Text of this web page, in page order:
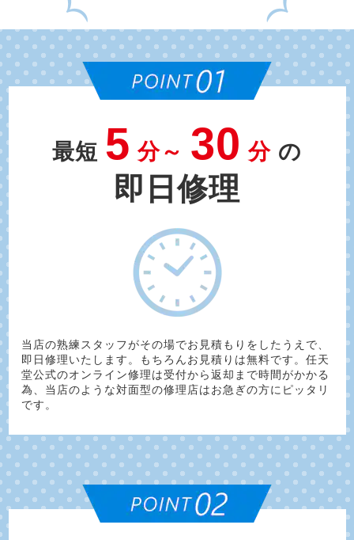
最短 5 分～ 30 分 の
即日修理
当店の熟練スタッフがその場でお見積もりをしたうえで、
即日修理いたします。もちろんお見積りは無料です。任天
堂公式のオンライン修理は受付から返却まで時間がかかる
為、当店のような対面型の修理店はお急ぎの方にピッタリ
です。